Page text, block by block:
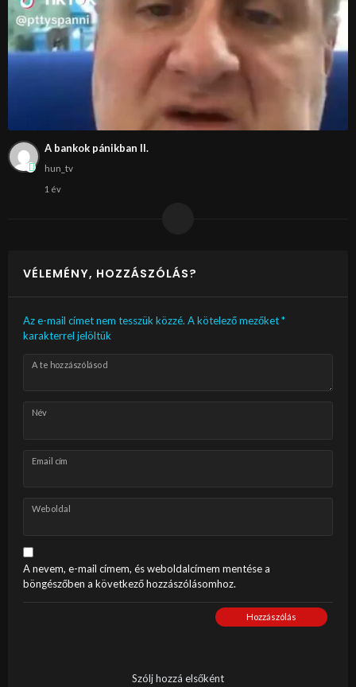
A bankok pánikban II.
hun_tv
1 év
VÉLEMÉNY, HOZZÁSZÓLÁS?
Az e-mail címet nem tesszük közzé. A kötelező mezőket*
karakterrel jelöltük
A te hozzászólásod
Név
Email cím
Weboldal
A nevem, e-mail címem, és weboldalcímem mentése a
böngészőben a következő hozzászólásomhoz.
Hozzászólás
Szólj hozzá elsőként